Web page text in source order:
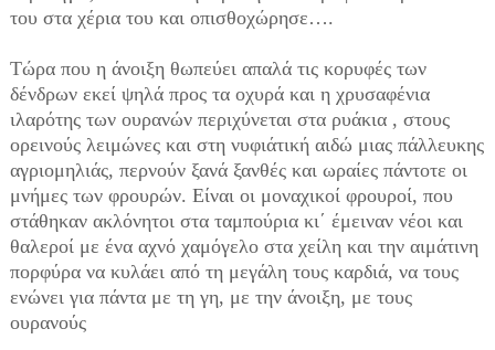
του στα χέρια του και οπισθοχώρησε….
Τώρα που η άνοιξη θωπεύει απαλά τις κορυφές των
δένδρων εκεί ψηλά προς τα οχυρά και η χρυσαφένια
ιλαρότης των ουρανών περιχύνεται στα ρυάκια , στους
ορεινούς λειμώνες και στη νυφιάτική αιδώ μιας πάλλευκης
αγριομηλιάς, περνούν ξανά ξανθές και ωραίες πάντοτε οι
μνήμες των φρουρών. Είναι οι μοναχικοί φρουροί, που
στάθηκαν ακλόνητοι στα ταμπούρια κι΄ έμειναν νέοι και
θαλεροί με ένα αχνό χαμόγελο στα χείλη και την αιμάτινη
πορφύρα να κυλάει από τη μεγάλη τους καρδιά, να τους
ενώνει για πάντα με τη γη, με την άνοιξη, με τους
ουρανούς